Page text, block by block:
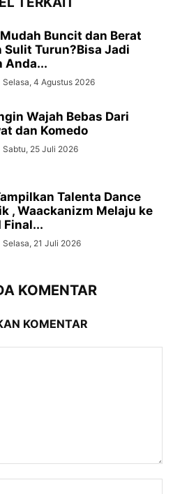
Buncit dan Berat
Sulit Turun?Bisa Jadi
Anda...
Selasa, 4 Agustus 2026
Wajah Bebas Dari
dan Komedo
Sabtu, 25 Juli 2026
Talenta Dance
, Waackanizm Melaju ke
Final...
Selasa, 21 Juli 2026
KOMENTAR
KOMENTAR